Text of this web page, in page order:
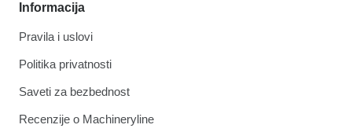
Informacija
Pravila i uslovi
Politika privatnosti
Saveti za bezbednost
Recenzije o Machineryline